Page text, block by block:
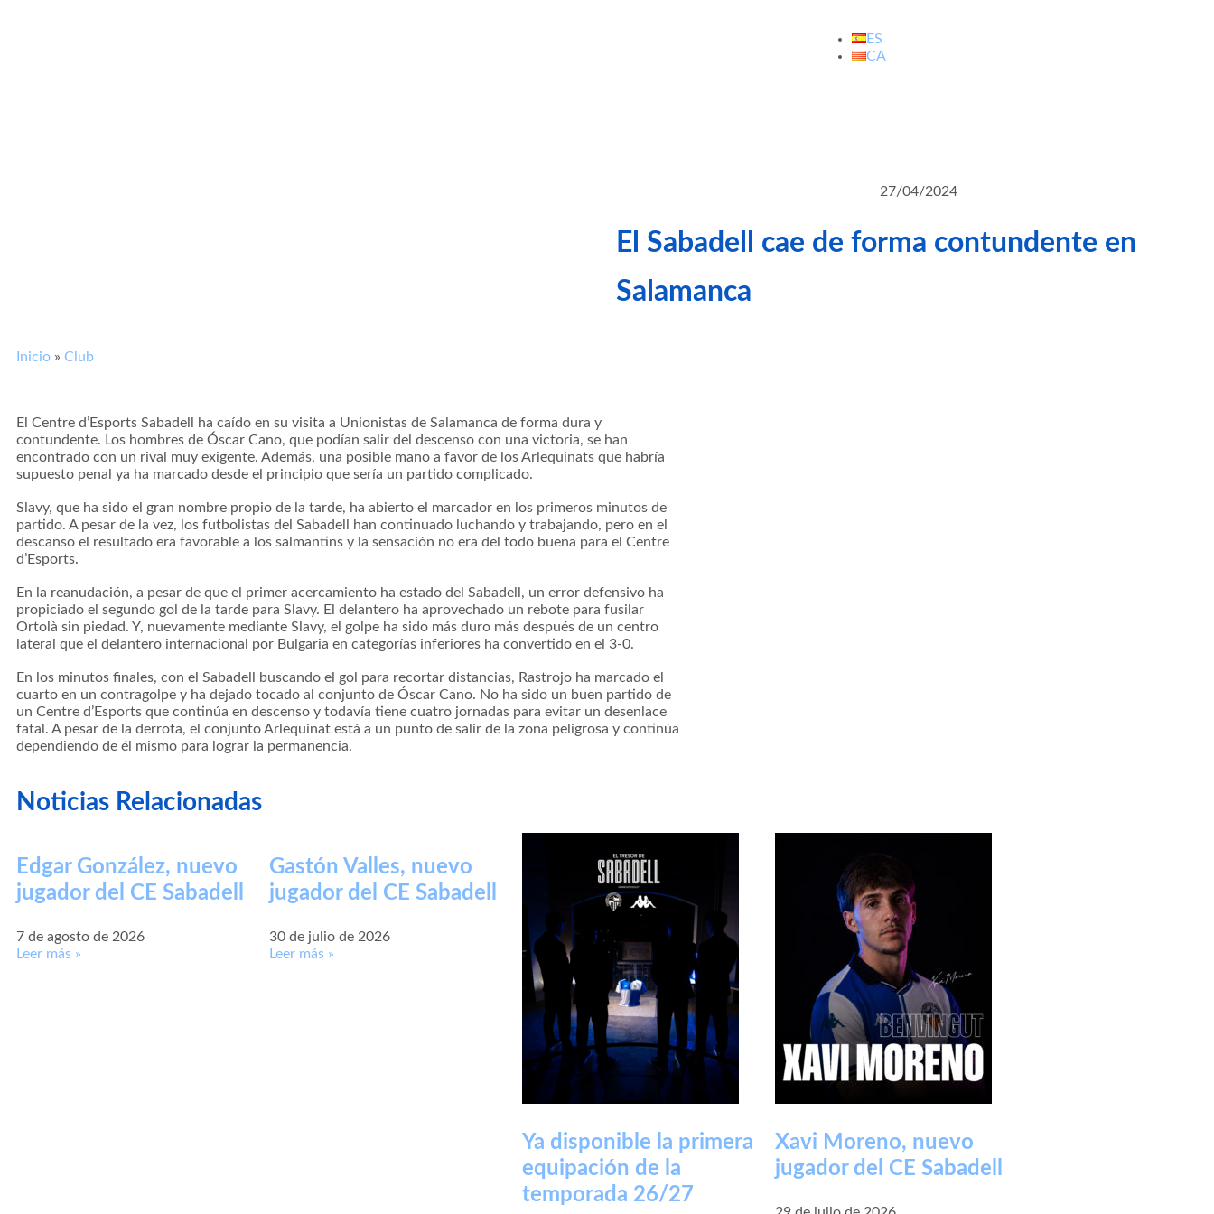
ES
CA
27/04/2024
El Sabadell cae de forma contundente en
Salamanca
Inicio » Club
El Centre d’Esports Sabadell ha caído en su visita a Unionistas de Salamanca de forma dura y
contundente. Los hombres de Óscar Cano, que podían salir del descenso con una victoria, se han
encontrado con un rival muy exigente. Además, una posible mano a favor de los Arlequinats que habría
supuesto penal ya ha marcado desde el principio que sería un partido complicado.
Slavy, que ha sido el gran nombre propio de la tarde, ha abierto el marcador en los primeros minutos de
partido. A pesar de la vez, los futbolistas del Sabadell han continuado luchando y trabajando, pero en el
descanso el resultado era favorable a los salmantins y la sensación no era del todo buena para el Centre
d’Esports.
En la reanudación, a pesar de que el primer acercamiento ha estado del Sabadell, un error defensivo ha
propiciado el segundo gol de la tarde para Slavy. El delantero ha aprovechado un rebote para fusilar
Ortolà sin piedad. Y, nuevamente mediante Slavy, el golpe ha sido más duro más después de un centro
lateral que el delantero internacional por Bulgaria en categorías inferiores ha convertido en el 3-0.
En los minutos finales, con el Sabadell buscando el gol para recortar distancias, Rastrojo ha marcado el
cuarto en un contragolpe y ha dejado tocado al conjunto de Óscar Cano. No ha sido un buen partido de
un Centre d’Esports que continúa en descenso y todavía tiene cuatro jornadas para evitar un desenlace
fatal. A pesar de la derrota, el conjunto Arlequinat está a un punto de salir de la zona peligrosa y continúa
dependiendo de él mismo para lograr la permanencia.
Noticias Relacionadas
Edgar González, nuevo
jugador del CE Sabadell
7 de agosto de 2026
Leer más »
Gastón Valles, nuevo
jugador del CE Sabadell
30 de julio de 2026
Leer más »
Ya disponible la primera
equipación de la
temporada 26/27
Xavi Moreno, nuevo
jugador del CE Sabadell